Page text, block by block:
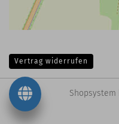
Vertrag widerrufen
Shopsystem